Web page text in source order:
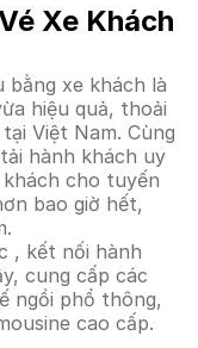
Xe Khách
bằng xe khách là
hiệu quả, thoải
Việt Nam. Cùng
hành khách uy
cho tuyến
bao giờ hết,
, kết nối hành
cung cấp các
ngồi phổ thông,
cao cấp.